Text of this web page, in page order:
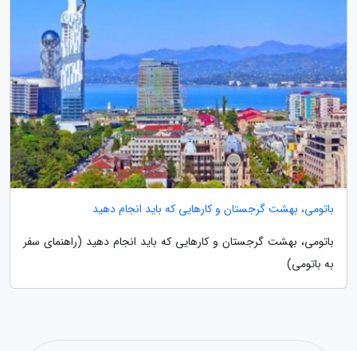
باتومی، بهشت گرجستان و کارهایی که باید انجام دهید
باتومی، بهشت گرجستان و کارهایی که باید انجام دهید (راهنمای سفر
به باتومی)